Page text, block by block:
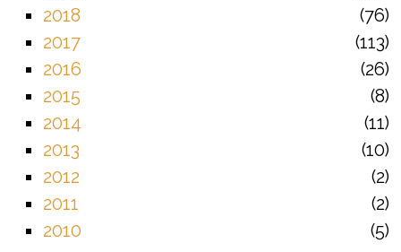
2018
76
2017
113
2016
26
2015
8
2014
11
2013
10
2012
2
2011
2
2010
5